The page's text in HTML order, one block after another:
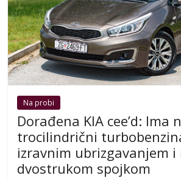
Na probi
Dorađena KIA cee’d: Ima
trocilindrični
izravnim ubrizgavanjem i
dvostrukom spojkom